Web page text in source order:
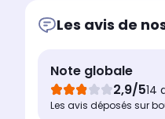
Les avis de
Note globale
2,9/514
Les avis déposés sur